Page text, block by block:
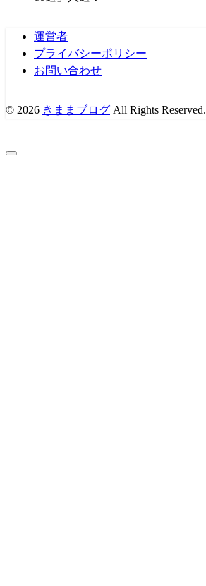
運営者
プライバシーポリシー
お問い合わせ
© 2026 きままブログ All Rights Reserved.